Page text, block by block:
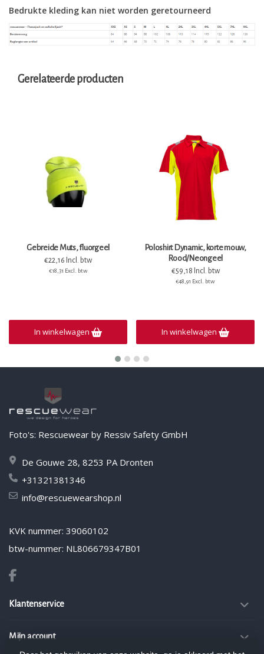
Bedrukte kleding kan niet worden geretourneerd
Gerelateerde producten
Gebreide Muts, fluorgeel
€22,16 Incl. btw
€18,31 Excl. btw
In winkelwagen
Poloshirt Dynamic, korte mouw,
Rood/Neongeel
€59,18 Incl. btw
€48,91 Excl. btw
In winkelwagen
Foto's: Rescuewear by Ressiv Safety GmbH
De Gouwe 28, 8253 PA Dronten
+31321381346
info@rescuewearshop.nl
KVK nummer: 39060102
btw-nummer: NL806679347B01
Klantenservice
Mijn account